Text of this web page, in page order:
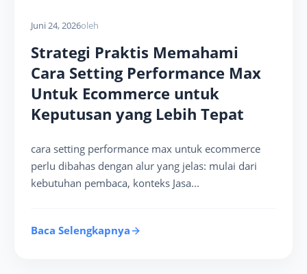
Juni 24, 2026oleh
Strategi Praktis Memahami
Cara Setting Performance Max
Untuk Ecommerce untuk
Keputusan yang Lebih Tepat
cara setting performance max untuk ecommerce
perlu dibahas dengan alur yang jelas: mulai dari
kebutuhan pembaca, konteks Jasa...
Baca Selengkapnya